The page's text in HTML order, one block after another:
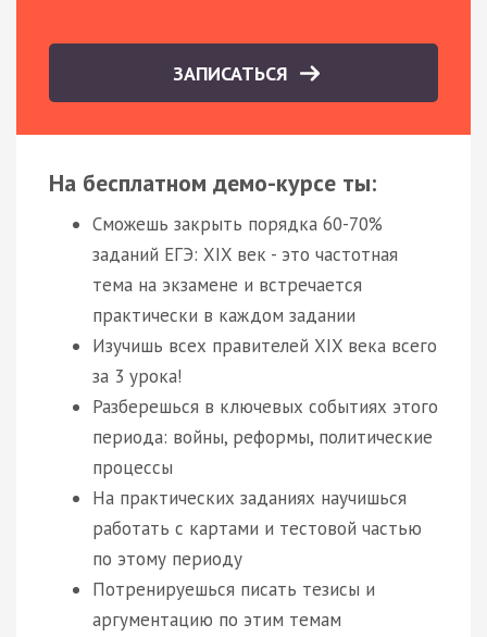
ЗАПИСАТЬСЯ
На бесплатном демо-курсе ты:
Сможешь закрыть порядка 60-70%
заданий ЕГЭ: XIX век - это частотная
тема на экзамене и встречается
практически в каждом задании
Изучишь всех правителей XIX века всего
за 3 урока!
Разберешься в ключевых событиях этого
периода: войны, реформы, политические
процессы
На практических заданиях научишься
работать с картами и тестовой частью
по этому периоду
Потренируешься писать тезисы и
аргументацию по этим темам